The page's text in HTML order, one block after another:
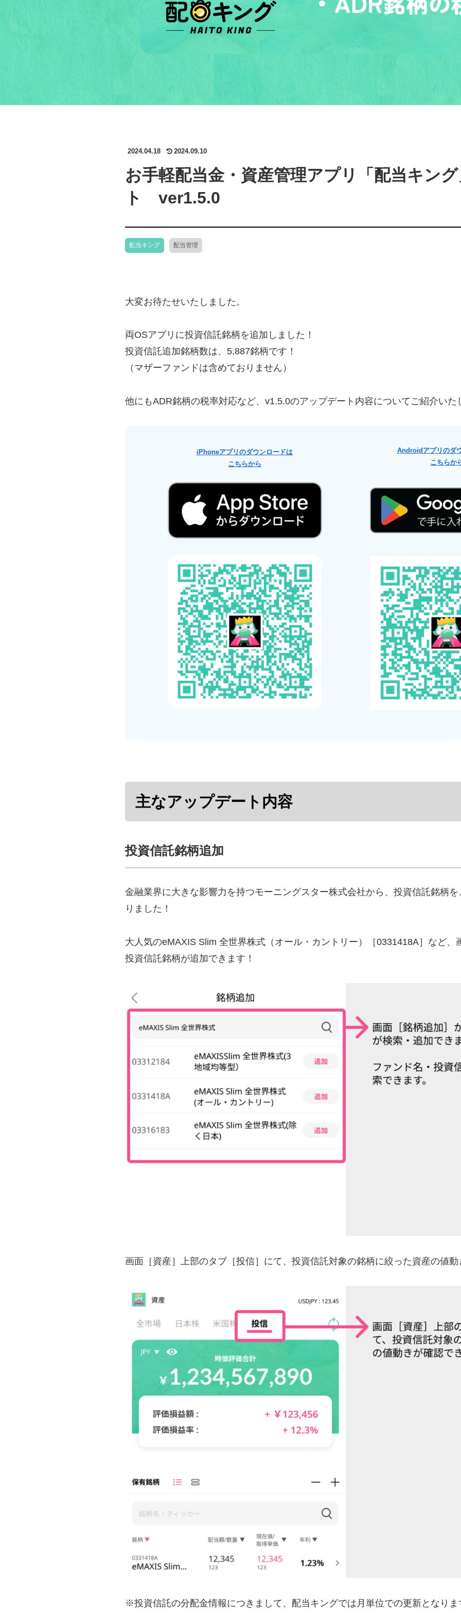
2024.04.18 2024.09.10
お手軽配当金・資産管理アプリ「配当キン
ト ver1.5.0
配当キング 配当管理
大変お待たせいたしました。
両OSアプリに投資信託銘柄を追加しました！
投資信託追加銘柄数は、5,887銘柄です！
（マザーファンドは含めておりません）
他にもADR銘柄の税率対応など、v1.5.0のアップデート内容についてご紹介いた
iPhoneアプリのダウンロードは
こちらから
Androidアプリのダ
こちらか
主なアップデート内容
投資信託銘柄追加
金融業界に大きな影響力を持つモーニングスター株式会社から、投資信託銘柄
りました！
大人気のeMAXIS Slim 全世界株式（オール・カントリー）［0331418A］など、
投資信託銘柄が追加できます！
画面［資産］上部のタブ［投信］にて、投資信託対象の銘柄に絞った資産の値
※投資信託の分配金情報につきまして、配当キングでは月単位での更新となり